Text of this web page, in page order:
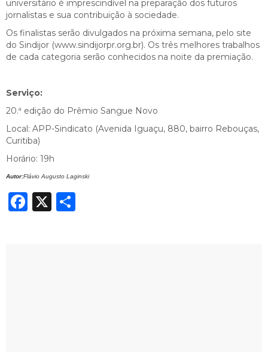
universitário é imprescindível na preparação dos futuros
jornalistas e sua contribuição à sociedade.
Os finalistas serão divulgados na próxima semana, pelo site
do Sindijor (www.sindijorpr.org.br). Os três melhores trabalhos
de cada categoria serão conhecidos na noite da premiação.
Serviço:
20.ª edição do Prêmio Sangue Novo
Local: APP-Sindicato (Avenida Iguaçu, 880, bairro Rebouças,
Curitiba)
Horário: 19h
Autor:Flávio Augusto Laginski
Facebook
X